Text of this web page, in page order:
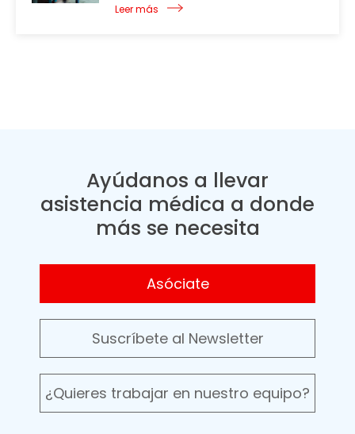
Leer más
Ayúdanos a llevar
asistencia médica a donde
más se necesita
Asóciate
Suscríbete al Newsletter
¿Quieres trabajar en nuestro equipo?